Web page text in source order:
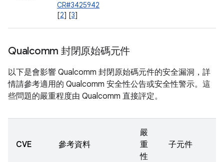
CR#3425942
[2] [3]
Qualcomm 封閉原始碼元件
以下是會影響 Qualcomm 封閉原始碼元件的安全漏洞，詳
情請參考適用的 Qualcomm 安全性公告或安全性警示。這
些問題的嚴重程度由 Qualcomm 直接評定。
CVE 參考資料
嚴
重
性
子元件